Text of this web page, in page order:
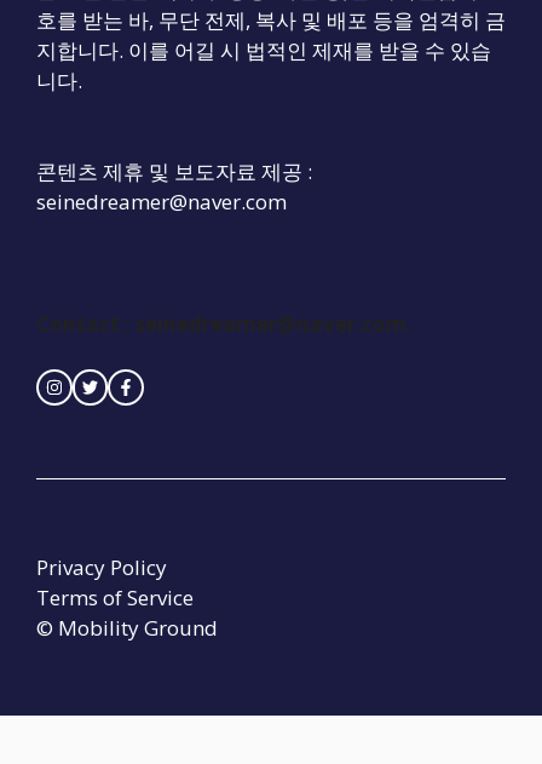
호를 받는 바, 무단 전제, 복사 및 배포 등을 엄격히 금
지합니다. 이를 어길 시 법적인 제재를 받을 수 있습
니다.
콘텐츠 제휴 및 보도자료 제공 :
seinedreamer@naver.com
Contact : seinedreamer@naver.com
© Mobility Ground
Privacy Policy
Terms of Service